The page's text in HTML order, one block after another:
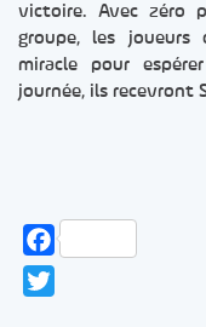
victoire. Avec zéro
groupe, les joueurs
miracle pour
journée, ils recevront
Facebook